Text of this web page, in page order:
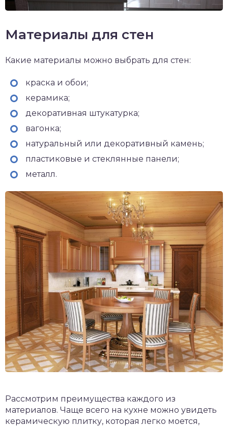
Материалы для стен
Какие материалы можно выбрать для стен:
краска и обои;
керамика;
декоративная штукатурка;
вагонка;
натуральный или декоративный камень;
пластиковые и стеклянные панели;
металл.
Рассмотрим преимущества каждого из
материалов. Чаще всего на кухне можно увидеть
керамическую плитку, которая легко моется,